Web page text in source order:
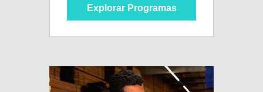
Explorar Programas